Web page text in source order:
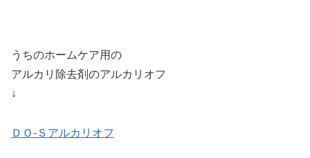
うちのホームケア用の
アルカリ除去剤のアルカリオフ
↓
ＤＯ-Ｓアルカリオフ